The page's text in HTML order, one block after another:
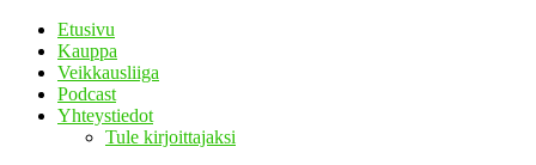
Etusivu
Kauppa
Veikkausliiga
Podcast
Yhteystiedot
Tule kirjoittajaksi